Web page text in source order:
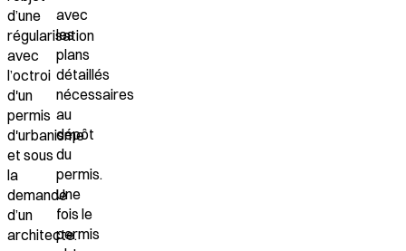
d’une
régularisation
avec
l’octroi
d'un
permis
d'urbanisme
et sous
la
demande
d’un
architecte.
avec
les
plans
détaillés
nécessaires
au
dépôt
du
permis.
Une
fois le
permis